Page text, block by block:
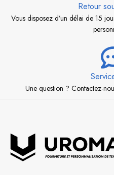
Retour
Vous disposez d’un délai de 15
Une question ? Contactez-